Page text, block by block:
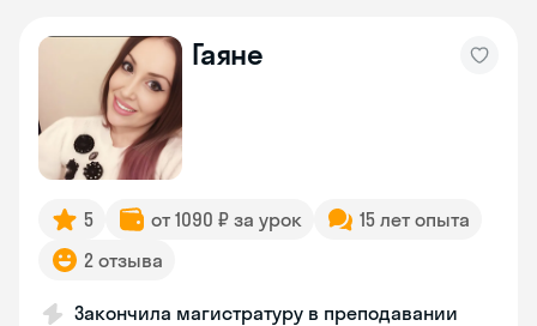
Гаяне
5 от 1090 ₽ за урок
15 лет опыта
2 отзыва
Закончила магистратуру в преподавании